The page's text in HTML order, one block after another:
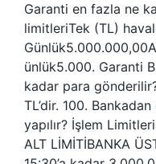
Garanti en fazla ne
limitleriTek (TL)
ünlük5.000. Garanti
kadar para
TL’dir. 100.
yapılır? İşlem
ALT LİMİTİBANKA